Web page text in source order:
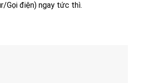
Gọi điện) ngay tức thì.